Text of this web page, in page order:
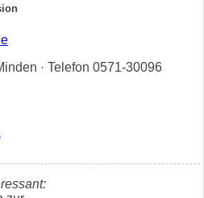
· Telefon 0571-30096